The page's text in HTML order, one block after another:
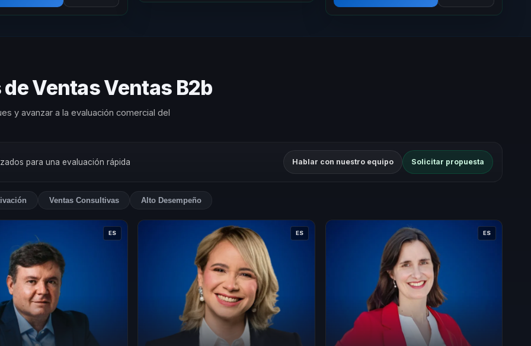
Ventas Ventas B2b
y avanzar a la evaluación comercial del
para una evaluación rápida Hablar con nuestro equipo Solicitar propuesta
Ventas Consultivas Alto Desempeño
ES ES ES